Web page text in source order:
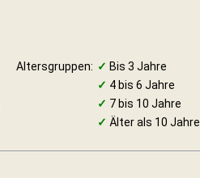
Altersgruppen: ✓ Bis 3 Jahre
✓ 4 bis 6 Jahre
✓ 7 bis 10 Jahre
✓ Älter als 10 Jahre